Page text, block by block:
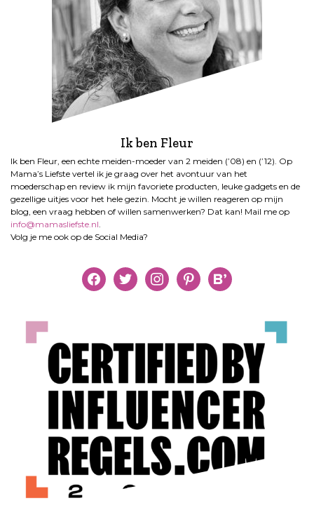
Ik ben Fleur
Ik ben Fleur, een echte meiden-moeder van 2 meiden (’08) en (’12). Op
Mama’s Liefste vertel ik je graag over het avontuur van het
moederschap en review ik mijn favoriete producten, leuke gadgets en de
gezellige uitjes voor het hele gezin. Mocht je willen reageren op mijn
blog, een vraag hebben of willen samenwerken? Dat kan! Mail me op
info@mamasliefste.nl
Volg je me ook op de Social Media?
facebooktwitter instagrampinterestbloglovin